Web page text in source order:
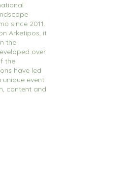
since 2011.
Arketipos, it
the
over
the
have led
event
content and